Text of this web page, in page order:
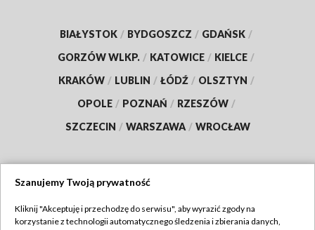
BIAŁYSTOK / BYDGOSZCZ / GDAŃSK /
GORZÓW WLKP. / KATOWICE / KIELCE /
KRAKÓW / LUBLIN / ŁÓDŹ / OLSZTYN /
OPOLE / POZNAŃ / RZESZÓW /
SZCZECIN / WARSZAWA / WROCŁAW
TVP
Szanujemy Twoją prywatność
Kliknij "Akceptuję i przechodzę do serwisu", aby wyrazić zgody na
korzystanie z technologii automatycznego śledzenia i zbierania danych,